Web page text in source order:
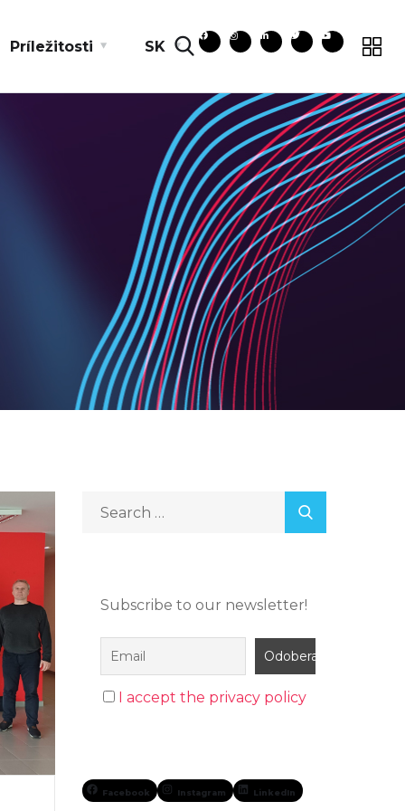
Príležitosti SK
Subscribe to our newsletter!
I accept the privacy policy
Facebook Instagram LinkedIn